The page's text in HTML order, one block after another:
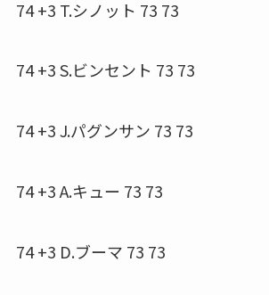
74 +3 T.シノット 73 73
74 +3 S.ビンセント 73 73
74 +3 J.パグンサン 73 73
74 +3 A.キュー 73 73
74 +3 D.ブーマ 73 73